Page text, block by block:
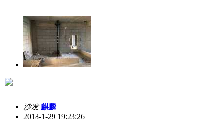
沙发 麒麟
2018-1-29 19:23:26